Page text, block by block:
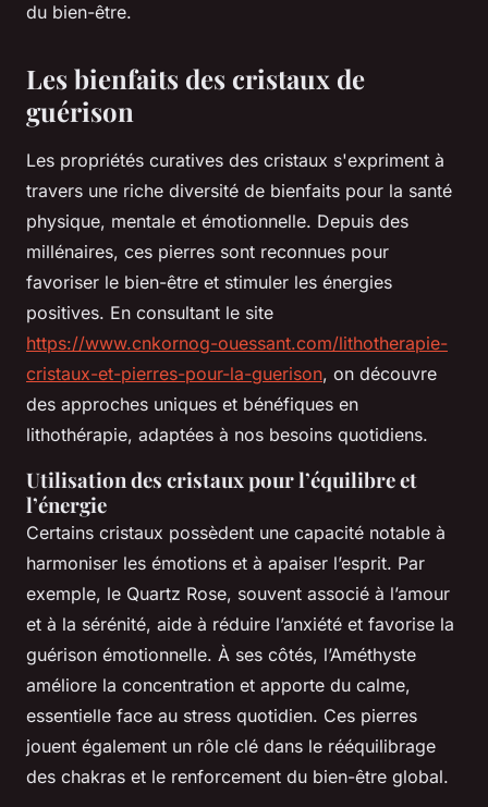
du bien-être.
Les bienfaits des cristaux de
guérison
Les propriétés curatives des cristaux s'expriment à
travers une riche diversité de bienfaits pour la santé
physique, mentale et émotionnelle. Depuis des
millénaires, ces pierres sont reconnues pour
favoriser le bien-être et stimuler les énergies
positives. En consultant le site
https://www.cnkornog-ouessant.com/lithotherapie-
cristaux-et-pierres-pour-la-guerison, on découvre
des approches uniques et bénéfiques en
lithothérapie, adaptées à nos besoins quotidiens.
Utilisation des cristaux pour l’équilibre et
l’énergie
Certains cristaux possèdent une capacité notable à
harmoniser les émotions et à apaiser l’esprit. Par
exemple, le Quartz Rose, souvent associé à l’amour
et à la sérénité, aide à réduire l’anxiété et favorise la
guérison émotionnelle. À ses côtés, l’Améthyste
améliore la concentration et apporte du calme,
essentielle face au stress quotidien. Ces pierres
jouent également un rôle clé dans le rééquilibrage
des chakras et le renforcement du bien-être global.